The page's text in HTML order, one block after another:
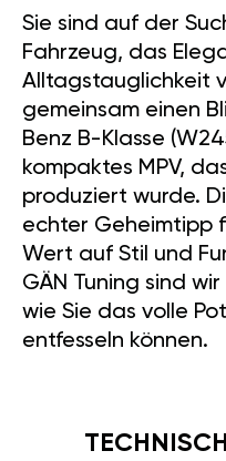
Sie sind auf der
Fahrzeug, das
Alltagstauglichkeit
gemeinsam einen
Benz B-Klasse
kompaktes MPV,
produziert wurde.
echter Geheimtipp
Wert auf Stil und
GÄN Tuning sind
wie Sie das volle
entfesseln können.